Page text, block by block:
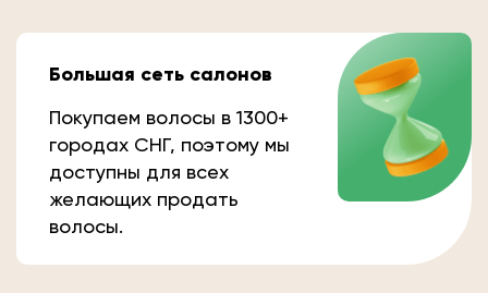
Большая сеть салонов
Покупаем волосы в 1300+
городах СНГ, поэтому мы
доступны для всех
желающих продать
волосы.